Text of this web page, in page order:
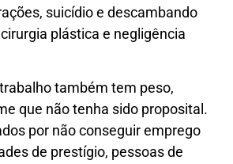
suicídio e descambando
plástica e negligência
também tem peso,
que não tenha sido proposital.
por não conseguir emprego
de prestígio, pessoas de